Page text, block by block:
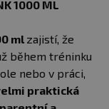
1000 ML
ml zajistí, že
během tréninku
nebo v práci,
praktická